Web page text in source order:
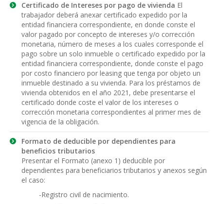
Certificado de Intereses por pago de vivienda El
trabajador deberá anexar certificado expedido por la
entidad financiera correspondiente, en donde conste el
valor pagado por concepto de intereses y/o corrección
monetaria, número de meses a los cuales corresponde el
pago sobre un solo inmueble o certificado expedido por la
entidad financiera correspondiente, donde conste el pago
por costo financiero por leasing que tenga por objeto un
inmueble destinado a su vivienda. Para los préstamos de
vivienda obtenidos en el año 2021, debe presentarse el
certificado donde coste el valor de los intereses o
corrección monetaria correspondientes al primer mes de
vigencia de la obligación.
Formato de deducible por dependientes para
beneficios tributarios
Presentar el Formato (anexo 1) deducible por
dependientes para beneficiarios tributarios y anexos según
el caso:
-Registro civil de nacimiento.